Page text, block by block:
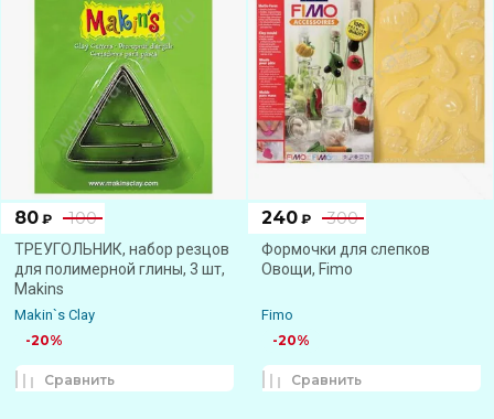
100
80 ₽
ТРЕУГОЛЬНИК, набор резцов
для полимерной глины, 3 шт,
Makins
Makin`s Clay
-20%
Сравнить
300
240 ₽
Формочки для слепков
Овощи, Fimo
Fimo
-20%
Сравнить